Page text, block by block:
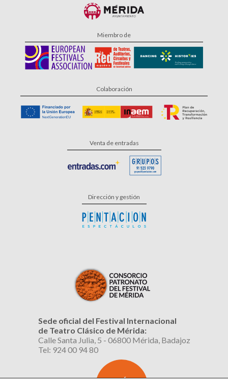
Miembro de
Colaboración
Venta de entradas
Dirección y gestión
Sede oficial del Festival Internacional
de Teatro Clásico de Mérida:
Calle Santa Julia, 5 - 06800 Mérida, Badajoz
Tel: 924 00 94 80
SUSCRÍBETE